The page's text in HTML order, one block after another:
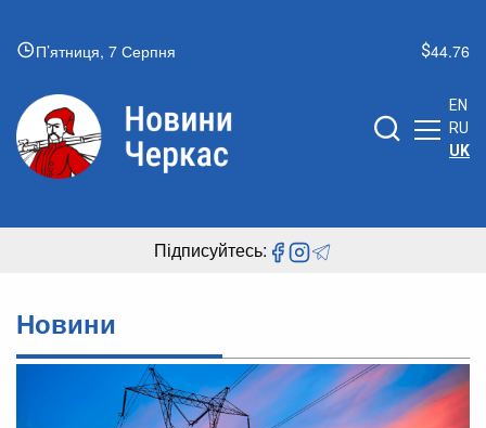
П’ятниця, 7 Серпня 44.76
EN
RU
UK
Підписуйтесь:
Новини